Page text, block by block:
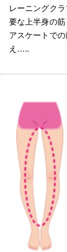
レーニングク
要な上半身の
アスケートで
え…..